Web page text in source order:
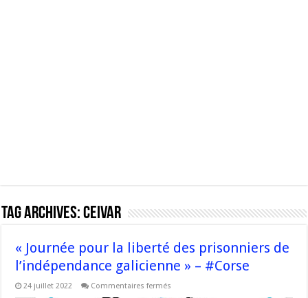
Tag Archives:Ceivar
« Journée pour la liberté des prisonniers de
l’indépendance galicienne » – #Corse
24 juillet 2022 Commentaires fermés